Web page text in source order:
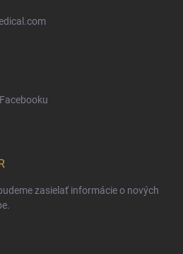
zasielať informácie o nových